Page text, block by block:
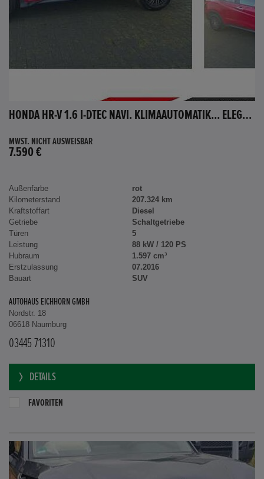
HONDA HR-V 1.6 I-DTEC NAVI. KLIMAAUTOMATIK... ELEGANCE
MWST. NICHT AUSWEISBAR
7.590 €
Außenfarbe
rot
Kilometerstand
207.324 km
Kraftstoffart
Diesel
Getriebe
Schaltgetriebe
Türen
5
Leistung
88 kW / 120 PS
Hubraum
1.597 cm³
Erstzulassung
07.2016
Bauart
SUV
AUTOHAUS EICHHORN GMBH
Nordstr. 18
06618 Naumburg
03445 71310
DETAILS
FAVORITEN